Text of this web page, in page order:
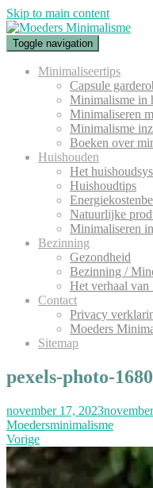
Skip to main content
Toggle navigation
Minimaliseertips
Capsule
Minimalisme in
Minimaliseren
Minimalisme
Boeken over
Huishouden
Het
Huishoudtips
Natuurlijke
Minimaliseren
Bezinning
Gezondheid
Bezinning /
Het verhaal
Contact
Privacy
Moeders
Sitemap
pexels-photo-
november 17, 2023
Moedersminimalisme
Vorige